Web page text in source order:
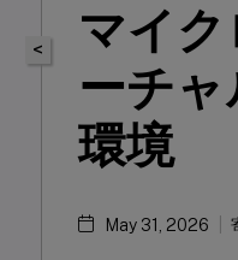
<
マイ
ーチ
環境
May 31, 2026